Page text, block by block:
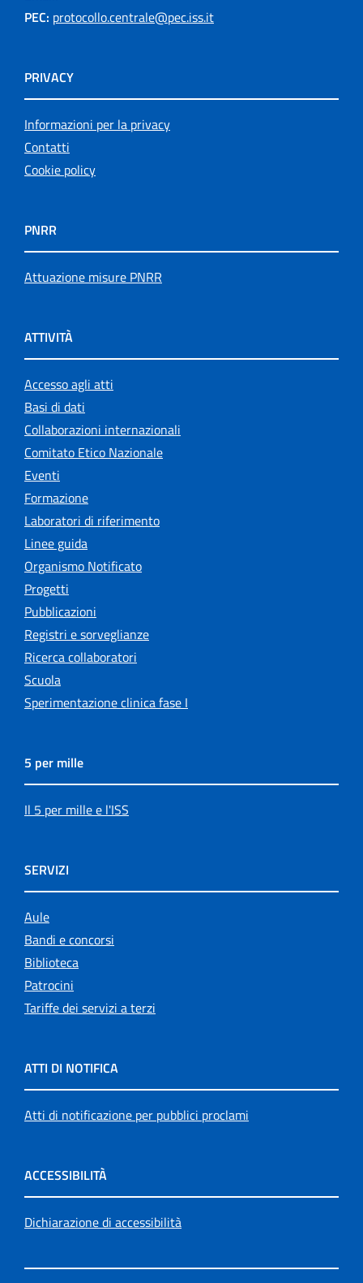
PEC: protocollo.centrale@pec.iss.it
PRIVACY
Informazioni per la privacy
Contatti
Cookie policy
PNRR
Attuazione misure PNRR
ATTIVITÀ
Accesso agli atti
Basi di dati
Collaborazioni internazionali
Comitato Etico Nazionale
Eventi
Formazione
Laboratori di riferimento
Linee guida
Organismo Notificato
Progetti
Pubblicazioni
Registri e sorveglianze
Ricerca collaboratori
Scuola
Sperimentazione clinica fase I
5 per mille
Il 5 per mille e l'ISS
SERVIZI
Aule
Bandi e concorsi
Biblioteca
Patrocini
Tariffe dei servizi a terzi
ATTI DI NOTIFICA
Atti di notificazione per pubblici proclami
ACCESSIBILITÀ
Dichiarazione di accessibilità